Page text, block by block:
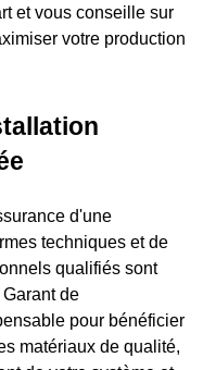
et vous conseille sur
votre production
d'une
techniques et de
qualifiés sont
de
pour bénéficier
matériaux de qualité,